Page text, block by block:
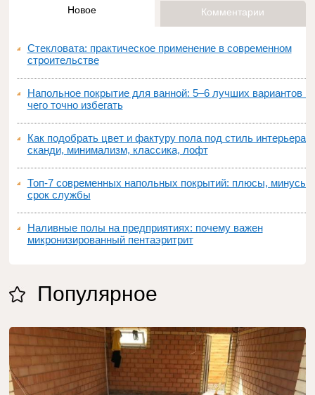
Новое Комментарии
Стекловата: практическое применение в современном
строительстве
Напольное покрытие для ванной: 5–6 лучших вариантов и
чего точно избегать
Как подобрать цвет и фактуру пола под стиль интерьера:
сканди, минимализм, классика, лофт
Топ‑7 современных напольных покрытий: плюсы, минусы,
срок службы
Наливные полы на предприятиях: почему важен
микронизированный пентаэритрит
Популярное